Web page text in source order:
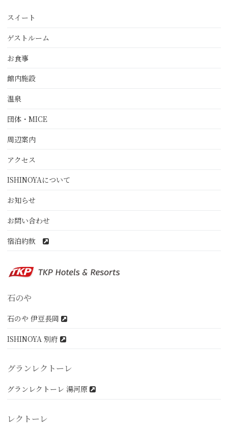
スイート
ゲストルーム
お食事
館内施設
温泉
団体・MICE
周辺案内
アクセス
ISHINOYAについて
お知らせ
お問い合わせ
宿泊約款
石のや
石のや 伊豆長岡
ISHINOYA 別府
グランレクトーレ
グランレクトーレ 湯河原
レクトーレ